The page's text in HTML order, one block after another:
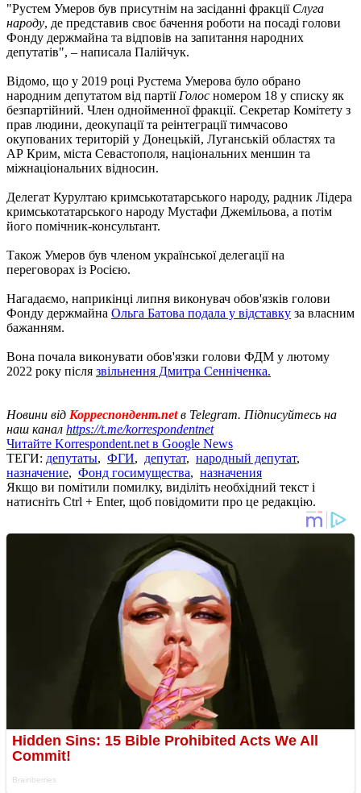
"Рустем Умеров був присутнім на засіданні фракції Слуга
народу, де представив своє бачення роботи на посаді голови
Фонду держмайна та відповів на запитання народних
депутатів", – написала Палійчук.
Відомо, що у 2019 році Рустема Умерова було обрано
народним депутатом від партії Голос номером 18 у списку як
безпартійний. Член однойменної фракції. Секретар Комітету з
прав людини, деокупації та реінтеграції тимчасово
окупованих територій у Донецькій, Луганській областях та
АР Крим, міста Севастополя, національних меншин та
міжнаціональних відносин.
Делегат Курултаю кримськотатарського народу, радник Лідера
кримськотатарського народу Мустафи Джемільова, а потім
його помічник-консультант.
Також Умеров був членом української делегації на
переговорах із Росією.
Нагадаємо, наприкінці липня виконувач обов'язків голови
Фонду держмайна Ольга Батова подала у відставку за власним
бажанням.
Вона почала виконувати обов'язки голови ФДМ у лютому
2022 року після звільнення Дмитра Сенніченка.
Новини від Корреспондент.netв Telegram. Підписуйтесь на
наш канал https://t.me/korrespondentnet
Читайте Korrespondent.net в Google News
ТЕГИ: депутаты, ФГИ, депутат, народный депутат,
назначение, Фонд госимущества, назначения
Якщо ви помітили помилку, виділіть необхідний текст і
натисніть Ctrl + Enter, щоб повідомити про це редакцію.